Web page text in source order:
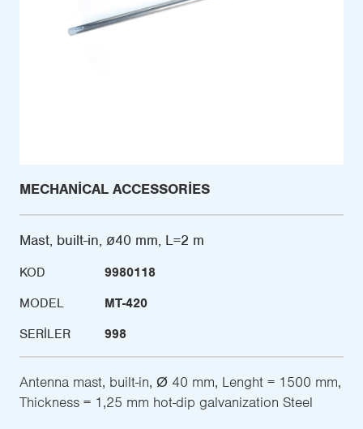
MECHANICAL ACCESSORIES
Mast, built-in, ø40 mm, L=2 m
KOD
9980118
MODEL
MT-420
SERILER
998
Antenna mast, built-in, Ø 40 mm, Lenght = 1500 mm,
Thickness = 1,25 mm hot-dip galvanization Steel